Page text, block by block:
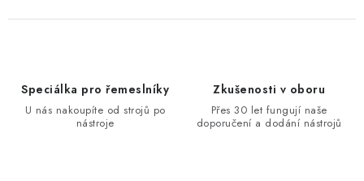
NÁSTROJE PRO ŘEZÁNÍ KOVU
KONTAKTY
Speciálka pro řemeslníky
U nás nakoupíte od strojů po
nástroje
Zkušenosti v oboru
Přes 30 let fungují naše
doporučení a dodání nástrojů